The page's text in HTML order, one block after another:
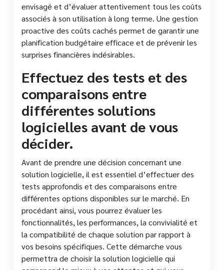
envisagé et d’évaluer attentivement tous les coûts
associés à son utilisation à long terme. Une gestion
proactive des coûts cachés permet de garantir une
planification budgétaire efficace et de prévenir les
surprises financières indésirables.
Effectuez des tests et des
comparaisons entre
différentes solutions
logicielles avant de vous
décider.
Avant de prendre une décision concernant une
solution logicielle, il est essentiel d’effectuer des
tests approfondis et des comparaisons entre
différentes options disponibles sur le marché. En
procédant ainsi, vous pourrez évaluer les
fonctionnalités, les performances, la convivialité et
la compatibilité de chaque solution par rapport à
vos besoins spécifiques. Cette démarche vous
permettra de choisir la solution logicielle qui